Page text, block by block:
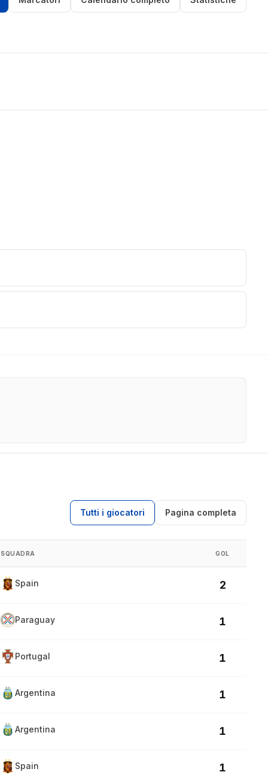
Tutti i giocatori Pagina completa
SQUADRA GOL
Spain 2
Paraguay 1
Portugal 1
Argentina 1
Argentina 1
Spain 1